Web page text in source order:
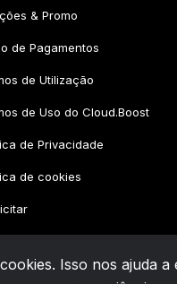
Isso nos ajuda a
& Promo
de Pagamentos
de Utilização
de Uso do Cloud.Boost
de Privacidade
de cookies